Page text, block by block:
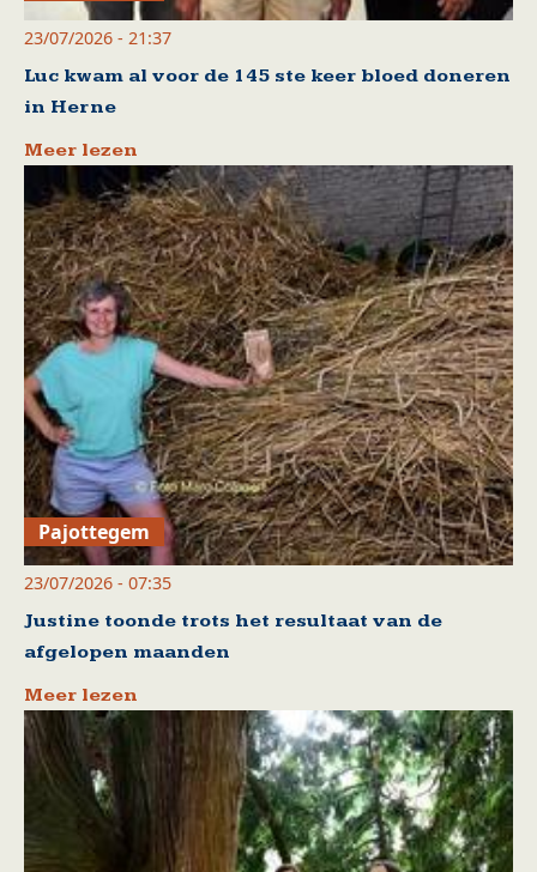
23/07/2026 - 21:37
Luc kwam al voor de 145 ste keer bloed doneren
in Herne
Meer lezen
Pajottegem
23/07/2026 - 07:35
Justine toonde trots het resultaat van de
afgelopen maanden
Meer lezen